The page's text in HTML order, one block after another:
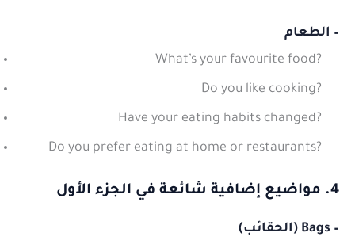
– الطعام
What’s your favourite food?
Do you like cooking?
Have your eating habits changed?
Do you prefer eating at home or restaurants?
4. مواضيع إضافية شائعة في الجزء الأول
– Bags (الحقائب)